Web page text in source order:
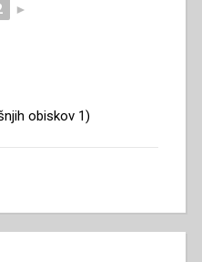
►
obiskov 1)